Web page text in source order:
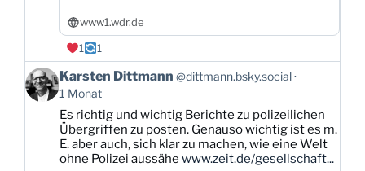
www1.wdr.de
1
1
Beitrag
von
Karsten
Dittmann
Bluesky
ansehen
Karsten Dittmann @dittmann.bsky.social
1 Monat
Es richtig und wichtig Berichte zu polizeilichen
Übergriffen zu posten. Genauso wichtig ist es m.
E. aber auch, sich klar zu machen, wie eine Welt
ohne Polizei aussähe www.zeit.de/gesellschaft...